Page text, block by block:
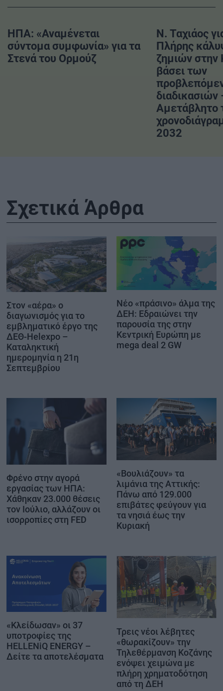
ΗΠΑ: «Αναμένεται
σύντομα συμφωνία» για τα
Στενά του Ορμούζ
Ν. Ταχιάος
Πλήρης
ζημιών στην
βάσει των
διαδικασιών
Αμετάβλητο
2032
Σχετικά Άρθρα
Στον «αέρα» ο
διαγωνισμός για το
εμβληματικό έργο της
ΔΕΘ-Helexpo –
Καταληκτική
ημερομηνία η 21η
Σεπτεμβρίου
Νέο «πράσινο» άλμα της
ΔΕΗ: Εδραιώνει την
παρουσία της στην
Κεντρική Ευρώπη με
mega deal 2 GW
Φρένο στην αγορά
εργασίας των ΗΠΑ:
Χάθηκαν 23.000 θέσεις
τον Ιούλιο, αλλάζουν οι
ισορροπίες στη FED
«Βουλιάζουν» τα
λιμάνια της Αττικής:
Πάνω από 129.000
επιβάτες φεύγουν για
τα νησιά έως την
Κυριακή
«Κλείδωσαν» οι 37
υποτροφίες της
HELLENiQ ENERGY –
Δείτε τα αποτελέσματα
Τρεις νέοι λέβητες
«θωρακίζουν» την
Τηλεθέρμανση Κοζάνης
ενόψει χειμώνα με
πλήρη χρηματοδότηση
από τη ΔΕΗ